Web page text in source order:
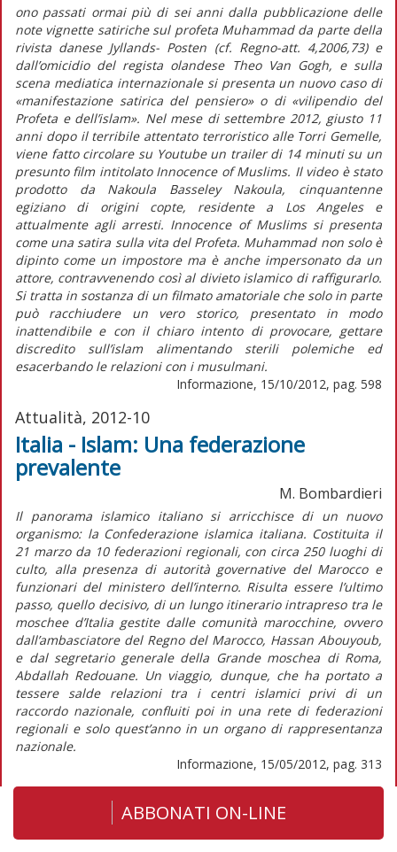
ono passati ormai più di sei anni dalla pubblicazione delle
note vignette satiriche sul profeta Muhammad da parte della
rivista danese Jyllands- Posten (cf. Regno-att. 4,2006,73) e
dall’omicidio del regista olandese Theo Van Gogh, e sulla
scena mediatica internazionale si presenta un nuovo caso di
«manifestazione satirica del pensiero» o di «vilipendio del
Profeta e dell’islam». Nel mese di settembre 2012, giusto 11
anni dopo il terribile attentato terroristico alle Torri Gemelle,
viene fatto circolare su Youtube un trailer di 14 minuti su un
presunto film intitolato Innocence of Muslims. Il video è stato
prodotto da Nakoula Basseley Nakoula, cinquantenne
egiziano di origini copte, residente a Los Angeles e
attualmente agli arresti. Innocence of Muslims si presenta
come una satira sulla vita del Profeta. Muhammad non solo è
dipinto come un impostore ma è anche impersonato da un
attore, contravvenendo così al divieto islamico di raffigurarlo.
Si tratta in sostanza di un filmato amatoriale che solo in parte
può racchiudere un vero storico, presentato in modo
inattendibile e con il chiaro intento di provocare, gettare
discredito sull’islam alimentando sterili polemiche ed
esacerbando le relazioni con i musulmani.
Informazione, 15/10/2012, pag. 598
Attualità, 2012-10
Italia - Islam: Una federazione
prevalente
M. Bombardieri
Il panorama islamico italiano si arricchisce di un nuovo
organismo: la Confederazione islamica italiana. Costituita il
21 marzo da 10 federazioni regionali, con circa 250 luoghi di
culto, alla presenza di autorità governative del Marocco e
funzionari del ministero dell’interno. Risulta essere l’ultimo
passo, quello decisivo, di un lungo itinerario intrapreso tra le
moschee d’Italia gestite dalle comunità marocchine, ovvero
dall’ambasciatore del Regno del Marocco, Hassan Abouyoub,
e dal segretario generale della Grande moschea di Roma,
Abdallah Redouane. Un viaggio, dunque, che ha portato a
tessere salde relazioni tra i centri islamici privi di un
raccordo nazionale, confluiti poi in una rete di federazioni
regionali e solo quest’anno in un organo di rappresentanza
nazionale.
Informazione, 15/05/2012, pag. 313
ABBONATI ON-LINE